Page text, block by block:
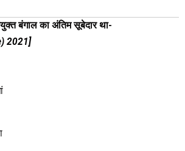
बंगाल का अंतिम सूबेदार था-
2021]